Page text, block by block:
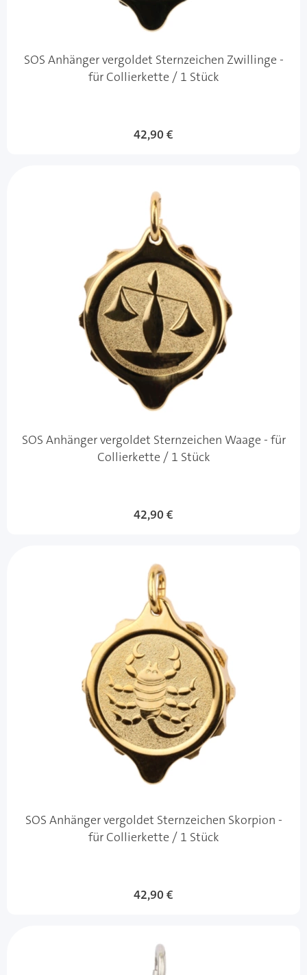
SOS Anhänger vergoldet Sternzeichen Zwillinge -
für Collierkette / 1 Stück
42,90 €
SOS Anhänger vergoldet Sternzeichen Waage - für
Collierkette / 1 Stück
42,90 €
SOS Anhänger vergoldet Sternzeichen Skorpion -
für Collierkette / 1 Stück
42,90 €